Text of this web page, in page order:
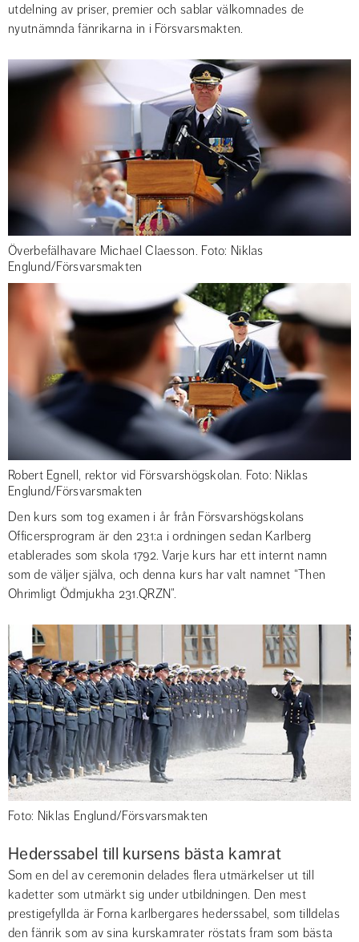
utdelning av priser, premier och sablar välkomnades de
nyutnämnda fänrikarna in i Försvarsmakten.
Överbefälhavare Michael Claesson. Foto: Niklas
Englund/Försvarsmakten
Robert Egnell, rektor vid Försvarshögskolan. Foto: Niklas
Englund/Försvarsmakten
Den kurs som tog examen i år från Försvarshögskolans
Officersprogram är den 231:a i ordningen sedan Karlberg
etablerades som skola 1792. Varje kurs har ett internt namn
som de väljer själva, och denna kurs har valt namnet “Then
Ohrimligt Ödmjukha 231.QRZN”.
Foto: Niklas Englund/Försvarsmakten
Hederssabel till kursens bästa kamrat
Som en del av ceremonin delades flera utmärkelser ut till
kadetter som utmärkt sig under utbildningen. Den mest
prestigefyllda är Forna karlbergares hederssabel, som tilldelas
den fänrik som av sina kurskamrater röstats fram som bästa